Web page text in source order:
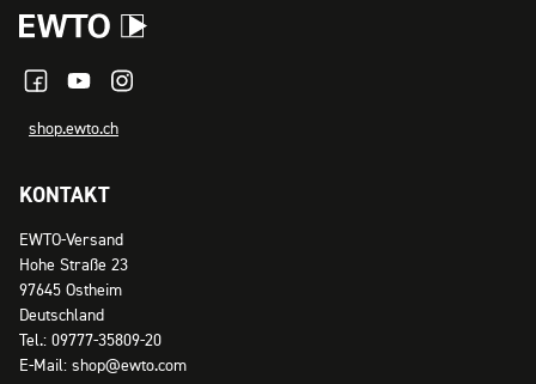
shop.ewto.ch
KONTAKT
EWTO-Versand
Hohe Straße 23
97645 Ostheim
Deutschland
Tel.: 09777-35809-20
E-Mail: shop@ewto.com